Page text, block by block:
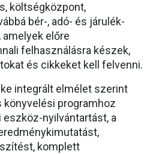
költségközpont,
bér-, adó- és járulék-
előre
felhasználásra készek,
és cikkeket kell felvenni.
integrált elmélet szerint
könyvelési programhoz
eszköz-nyilvántartást, a
komplett